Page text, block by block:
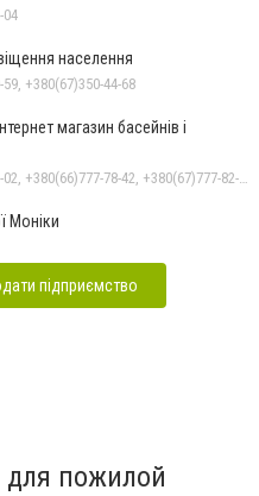
04
населення
+380(67)350-44-68
магазин басейнів і
Моніки
підприємство
для пожилой